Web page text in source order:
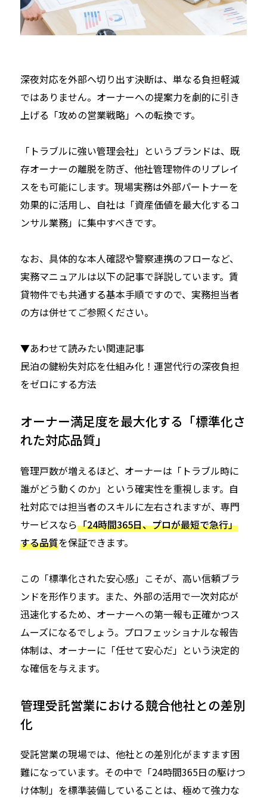
深夜対応を外部へ切り出す決断は、単なる負担軽減
ではありません。オーナーへの提案力を劇的に引き
上げる「攻めの営業戦略」への転換です。
「トラブルに強い管理会社」というブランドは、既
存オーナーの離脱を防ぎ、他社管理物件のリプレイ
スをも可能にします。現場実務は外部パートナーを
効果的に活用し、自社は「資産価値を最大化するコ
ンサル業務」に集中すべきです。
なお、具体的な本人確認や警察連携のフローなど、
実務マニュアルは以下の記事で詳説しています。賃
貸物件でも共通する基本手順ですので、実務担当者
の方は併せてご参照ください。
▼あわせて読みたい関連記事
民泊の鍵紛失対応を仕組み化！運営代行の深夜負担
をゼロにする方法
オーナー満足度を最大化する「標準化さ
れた対応品質」
管理戸数が増えるほど、オーナーは「トラブル時に
誰がどう動くのか」という確実性を重視します。自
社対応では担当者のスキルに左右されますが、専門
サービスなら「24時間365日、プロが最短で急行」
する品質を保証できます。
この「標準化された安心感」こそが、高い信頼ブラ
ンドを形作ります。また、外部の活用で一次対応が
迅速化するため、オーナーへの第一報も正確かつス
ムーズになるでしょう。プロフェッショナルな報告
体制は、オーナーに「任せて安心だ」という決定的
な確信を与えます。
管理受託営業における競合他社との差別
化
受託営業の現場では、他社との差別化がますます困
難になっています。その中で「24時間365日の駆けつ
け体制」を標準装備していることは、極めて強力な